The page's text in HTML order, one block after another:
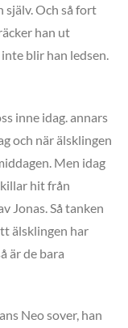
själv. Och så fort
han ut
blir han ledsen.
inne idag. annars
och när älsklingen
Men idag
hit från
Jonas. Så tanken
älsklingen har
är de bara
Neo sover, han